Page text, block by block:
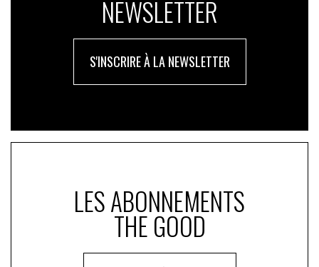
NEWSLETTER
S'INSCRIRE À LA NEWSLETTER
LES ABONNEMENTS
THE GOOD